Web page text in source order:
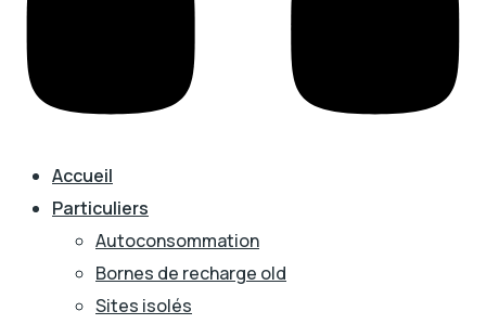
Accueil
Particuliers
Autoconsommation
Bornes de recharge old
Sites isolés